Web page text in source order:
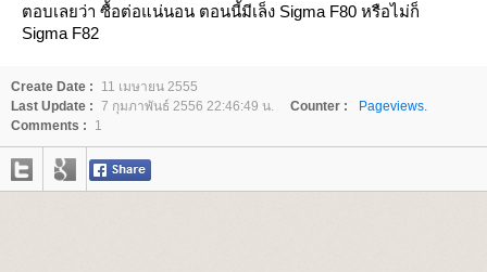
ตอบเลยว่า ซื้อต่อแน่นอน ตอนนี้มีเล็ง Sigma F80 หรือไม่ก็
Sigma F82
Create Date :
11 เมษายน 2555
Last Update : 7 กุมภาพันธ์ 2556 22:46:49 น. Counter :
Pageviews.
Comments :
1